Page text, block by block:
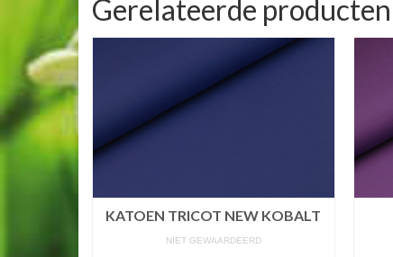
Gerelateerde producten
KATOEN TRICOT NEW KOBALT
NIET GEWAARDEERD